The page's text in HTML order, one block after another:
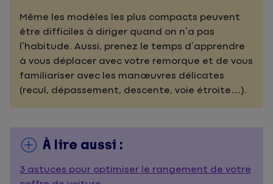
Même les modèles les plus compacts peuvent
être difficiles à diriger quand on n’a pas
l’habitude. Aussi, prenez le temps d’apprendre
à vous déplacer avec votre remorque et de vous
familiariser avec les manœuvres délicates
(recul, dépassement, descente, voie étroite…).
À lire aussi :
3 astuces pour optimiser le rangement de votre